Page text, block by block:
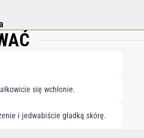
się wchłonie.
i jedwabiście gładką skórę.